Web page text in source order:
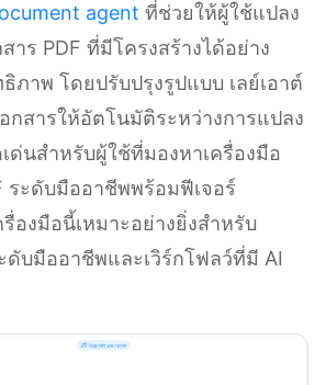
agent ที่ช่วยให้ผู้ใช้แปลง
าร PDF ที่มีโครงสร้างได้อย่าง
ภาพ โดยปรับปรุงรูปแบบ เลย์เอาต์
กสารให้อัตโนมัติระหว่างการแปลง
ด่นสำหรับผู้ใช้ที่มองหาเครื่องมือ
ระดับมืออาชีพพร้อมฟีเจอร์
องมือนี้เหมาะอย่างยิ่งสำหรับ
ดับมืออาชีพและเวิร์กโฟลว์ที่มี AI